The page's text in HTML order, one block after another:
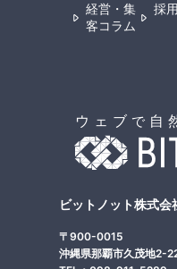
経営・集
客コラム
採
ビットノット株式会
〒900-0015
沖縄県那覇市久茂地2-